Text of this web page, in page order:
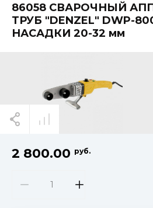
86058 СВАРОЧНЫЙ
ТРУБ "DENZEL" DWP-
НАСАДКИ 20-32 мм
2 800.00 руб.